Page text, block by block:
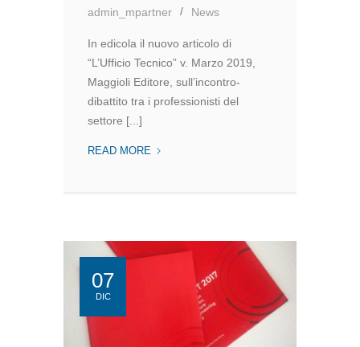
admin_mpartner News
In edicola il nuovo articolo di
“L’Ufficio Tecnico” v. Marzo 2019,
Maggioli Editore, sull’incontro-
dibattito tra i professionisti del
settore [...]
READ MORE
07
DIC